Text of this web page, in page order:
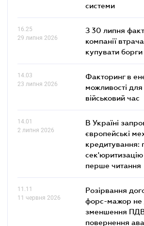
системи
16.25
29 липня 2026
З 30 липня
компанії
купувати
14.03
23 липня 2026
Факторинг в
можливості для
військовий час
14.01
2 липня 2026
В Україні
європейські
кредитування:
перше читання
11.11
11 червня 2026
Розірвання
форс-мажор не
зменшення
повернення